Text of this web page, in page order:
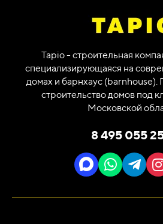
Tapio - строительная
специализирующаяся на
домах и барнхаус (barnhouse).
строительство домов под
Московской
8 495 055